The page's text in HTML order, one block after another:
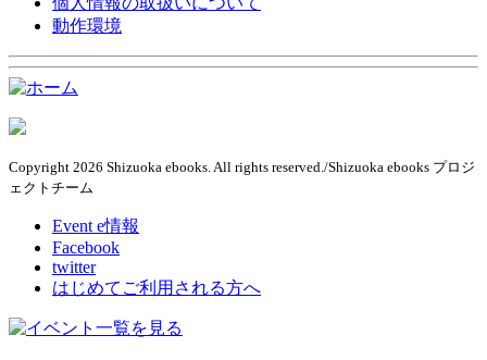
動作環境
Copyright 2026 Shizuoka ebooks. All rights reserved./Shizuoka ebooks プロジ
ェクトチーム
Event e情報
Facebook
twitter
はじめてご利用される方へ